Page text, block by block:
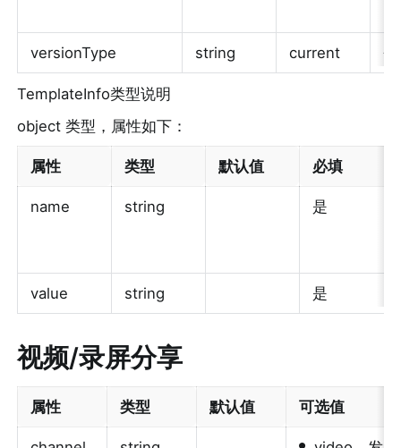
versionType string current
TemplateInfo类型说明
object 类型，属性如下：
属性 类型 默认值 必填
name string 是
value string 是
视频/录屏分享
属性 类型 默认值 可选值